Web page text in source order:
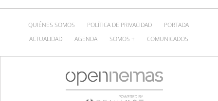
QUIÉNES SOMOS POLÍTICA DE PRIVACIDAD
PORTADA
ACTUALIDAD
AGENDA SOMOS + COMUNICADOS